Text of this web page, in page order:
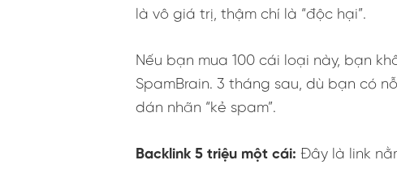
là vô giá trị, thậm chí là “độc hại”.
Nếu bạn mua 100 cái loại này, bạn
SpamBrain. 3 tháng sau, dù bạn có
dán nhãn “kẻ spam”.
Backlink 5 triệu một cái: Đây là link